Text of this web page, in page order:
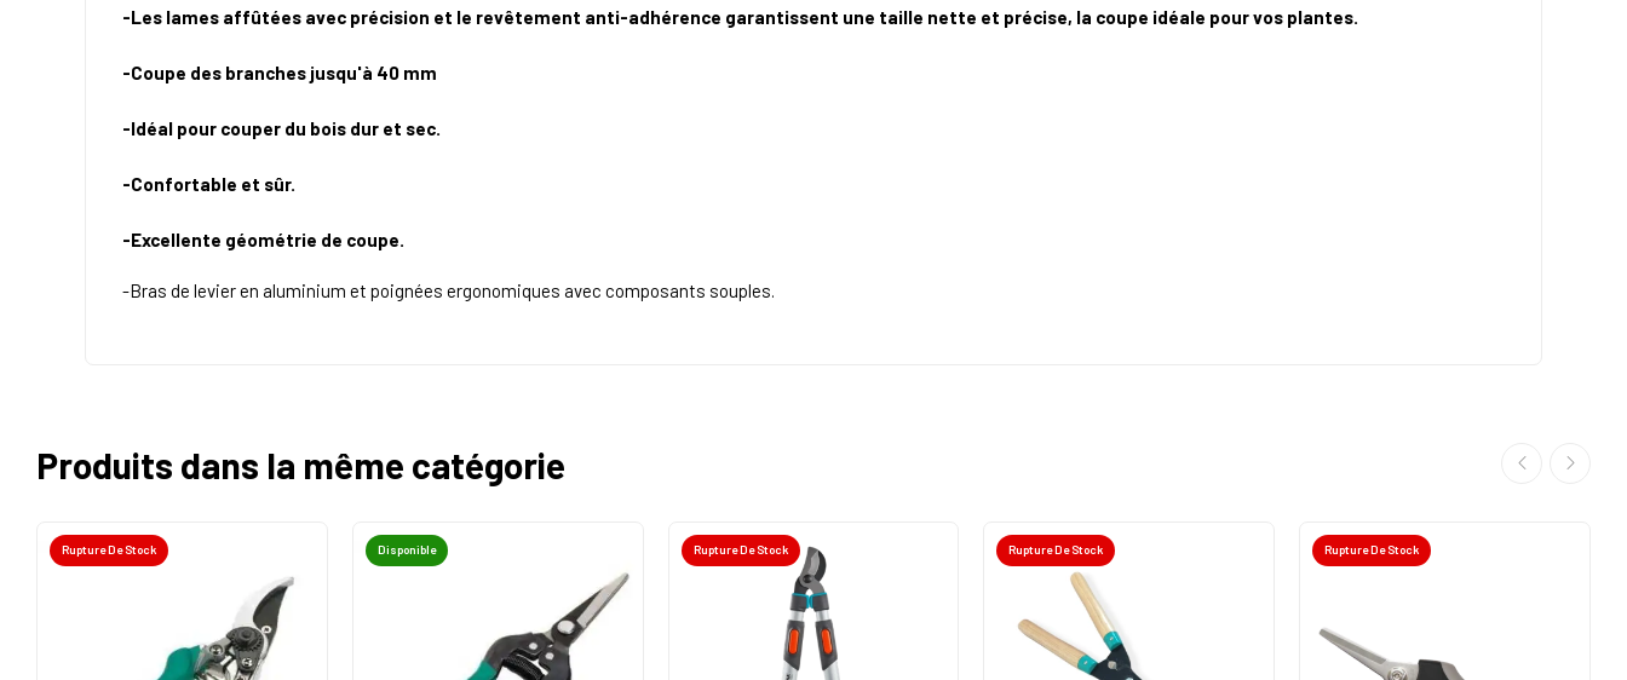
-Les lames affûtées avec précision et le revêtement anti-adhérence garantissent une taille nette et précise, la coupe idéale pour vos plantes.
-Coupe des branches jusqu'à 40 mm
-Idéal pour couper du bois dur et sec.
-Confortable et sûr.
-Excellente géométrie de coupe.
-Bras de levier en aluminium et poignées ergonomiques avec composants souples.
Produits dans la même catégorie
Rupture De Stock Disponible Rupture De Stock Rupture De Stock Rupture De Stock